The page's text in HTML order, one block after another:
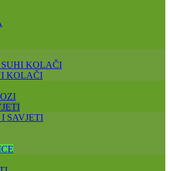
KOLAČI
KOLAČI
SAVJETI